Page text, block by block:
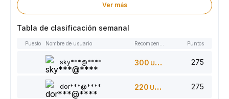
Ver más
Tabla de clasificación semanal
Puesto Nombre de usuario Puntos
sky***@**** 300 USDT 275
dor***@**** 220 USDT 275